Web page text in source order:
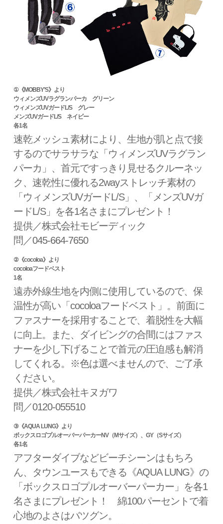
①《MOBBY’S》より
ウィメンズUVラグランパーカ グリーン
ウィメンズUVガードL/S グレー
メンズUVガードL/S ネイビー
各1名
速乾メッシュ素材により、生地が肌と点で接
するのでサラサラな「ウィメンズUVラグラン
パーカ」、首元ですっきり見せるクルーネッ
ク、速乾性に優れる2wayストレッチ素材の
「ウィメンズUVガードL/S」、「メンズUVガ
ードL/S」を各1名さまにプレゼント！
提供／株式会社モビーディック
問／045-664-7650
②《cocoloa》より
cocoloaフードベスト
1名
遠赤外線生地を内側に使用しているので、保
温性が高い「cocoloaフードベスト」。前面に
ファスナーを採用することで、着脱性を大幅
に向上。また、ダイビングの合間にはファス
ナーを少し下げることで首元の圧迫感も解消
してくれる。※色は選べませんので、ご了承
ください。
提供／株式会社キヌガワ
問／0120-055510
③《AQUA LUNG》より
ボックスロゴプルオーバーパーカーNV（Mサイズ）、GY（Sサイズ）
各1名
アフターダイブなどビーチシーンはもちろ
ん、タウンユースもできる《AQUA LUNG》の
「ボックスロゴプルオーバーパーカー」を各1
名さまにプレゼント！ 綿100パーセントで着
心地のよさはバツグン。